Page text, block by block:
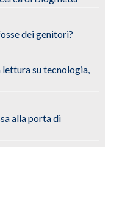
dei genitori?
lettura su tecnologia,
alla porta di